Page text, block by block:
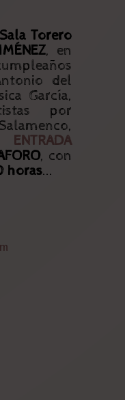
Sala Torero
, en
del
García,
por
ENTRADA
, con
horas...